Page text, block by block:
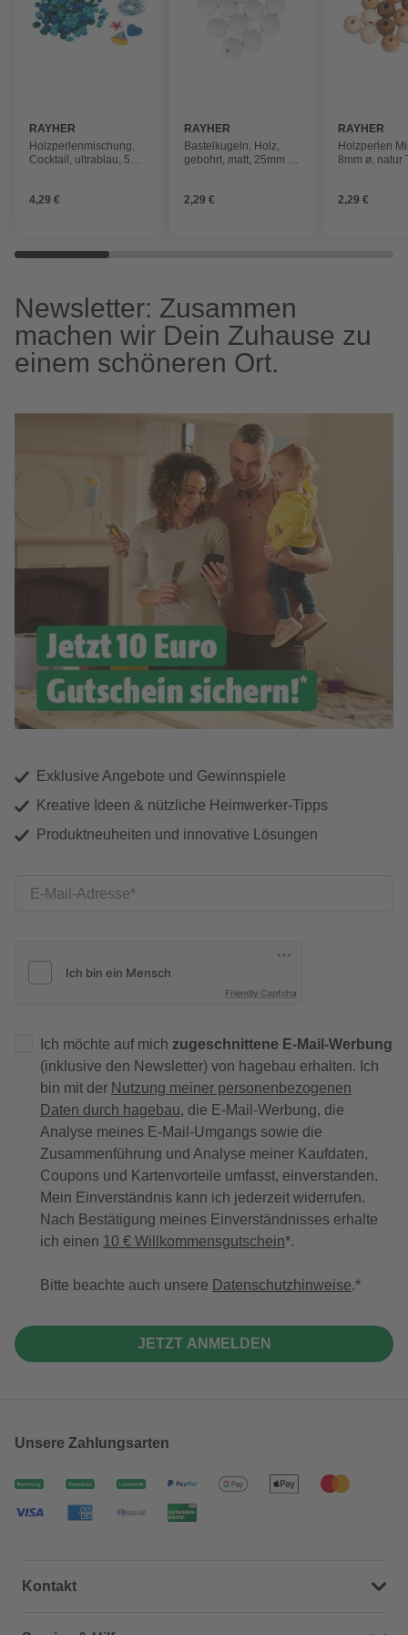
RAYHER
Holzperlenmischung,
Cocktail, ultrablau, 50g,
4,29 €
RAYHER
Bastelkugeln, Holz,
gebohrt, matt, 25mm ø,
2,29 €
RAYHER
Holzperlen
8mm ø, natur
2,29 €
Newsletter: Zusammen
machen wir Dein Zuhause zu
einem schöneren Ort.
Exklusive Angebote und Gewinnspiele
Kreative Ideen & nützliche Heimwerker-Tipps
Produktneuheiten und innovative Lösungen
E-Mail-Adresse
Friendly Captcha
Ich möchte auf mich zugeschnittene E-Mail-Werbung
(inklusive den Newsletter) von hagebau erhalten. Ich
bin mit der Nutzung meiner personenbezogenen
Daten durch hagebau, die E-Mail-Werbung, die
Analyse meines E-Mail-Umgangs sowie die
Zusammenführung und Analyse meiner Kaufdaten,
Coupons und Kartenvorteile umfasst, einverstanden.
Mein Einverständnis kann ich jederzeit widerrufen.
Nach Bestätigung meines Einverständnisses erhalte
ich einen 10 € Willkommensgutschein*.
Bitte beachte auch unsere Datenschutzhinweise.
JETZT ANMELDEN
Unsere Zahlungsarten
Kontakt